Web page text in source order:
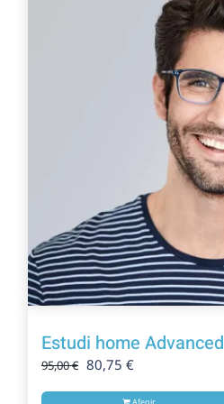
Estudi home Advanced
95,00€ El
80,75 €El